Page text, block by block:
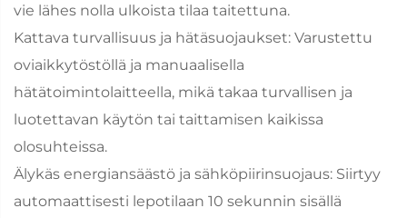
vie lähes nolla ulkoista tilaa taitettuna.
Kattava turvallisuus ja hätäsuojaukset: Varustettu
oviaikkytöstöllä ja manuaalisella
hätätoimintolaitteella, mikä takaa turvallisen ja
luotettavan käytön tai taittamisen kaikissa
olosuhteissa.
Älykäs energiansäästö ja sähköpiirinsuojaus: Siirtyy
automaattisesti lepotilaan 10 sekunnin sisällä